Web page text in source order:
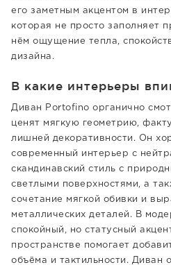
его заметным акцентом в
которая не просто заполняет
нём ощущение тепла,
дизайна.
В какие интерьеры
Диван Portofino органично
ценят мягкую геометрию,
лишней декоративности. Он
современный интерьер с
скандинавский стиль с
светлыми поверхностями, а
сочетание мягкой обивки и
металлических деталей. В
спокойный, но статусный
пространстве помогает
объёма и тактильности. Диван